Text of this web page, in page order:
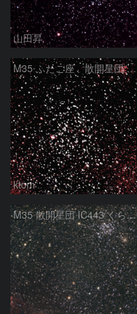
山田昇
M35 ふたご座 散開星団 2025-11-30
ktom
M35 散開星団 IC443 くらげ星雲 ふたご座